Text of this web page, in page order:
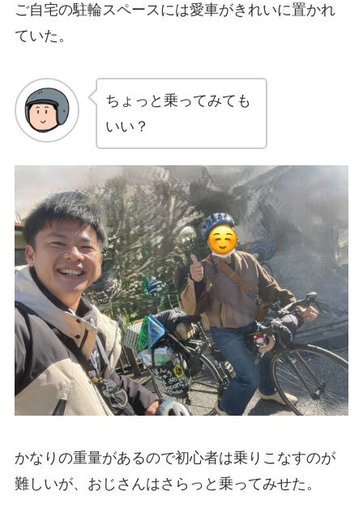
ご自宅の駐輪スペースには愛車がきれいに置かれ
ていた。
ちょっと乗ってみても
いい？
かなりの重量があるので初心者は乗りこなすのが
難しいが、おじさんはさらっと乗ってみせた。